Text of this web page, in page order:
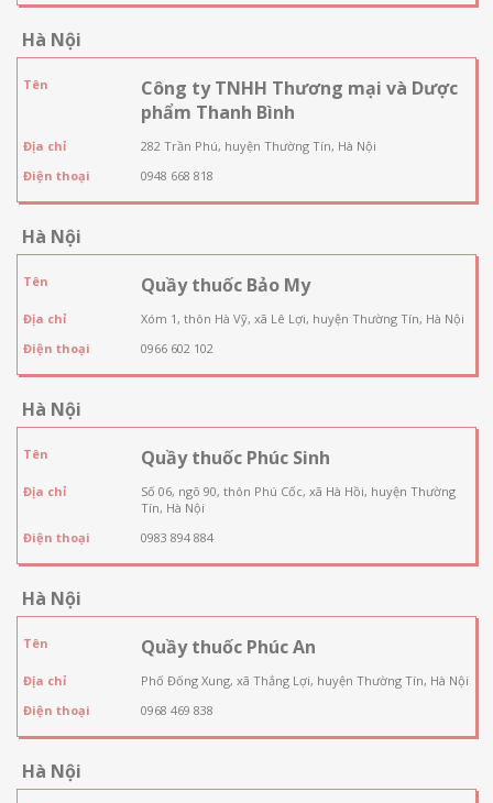
Hà Nội
Tên
Công ty TNHH Thương mại và Dược
phẩm Thanh Bình
Địa chỉ
282 Trần Phú, huyện Thường Tín, Hà Nội
Điện thoại
0948 668 818
Hà Nội
Tên Quầy thuốc Bảo My
Địa chỉ
Xóm 1, thôn Hà Vỹ, xã Lê Lợi, huyện Thường Tín, Hà Nội
Điện thoại
0966 602 102
Hà Nội
Tên Quầy thuốc Phúc Sinh
Địa chỉ
Số 06, ngõ 90, thôn Phú Cốc, xã Hà Hồi, huyện Thường
Tín, Hà Nội
Điện thoại
0983 894 884
Hà Nội
Tên Quầy thuốc Phúc An
Địa chỉ
Phố Đống Xung, xã Thắng Lợi, huyện Thường Tín, Hà Nội
Điện thoại
0968 469 838
Hà Nội